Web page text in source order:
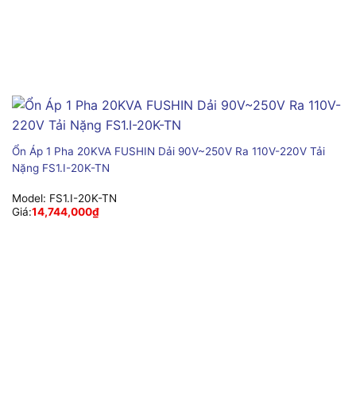
Ổn Áp 1 Pha 20KVA FUSHIN Dải 90V~250V Ra 110V-220V Tải
Nặng FS1.I-20K-TN
Model: FS1.I-20K-TN
Giá:14,744,000₫